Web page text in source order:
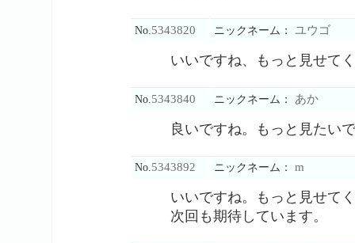
No. 5343820 ニックネーム： ユウゴ
いいですね、もっと見せて
No. 5343840 ニックネーム： あか
良いですね。もっと見たい
No. 5343892 ニックネーム： m
いいですね。もっと見せて
次回も期待しています。